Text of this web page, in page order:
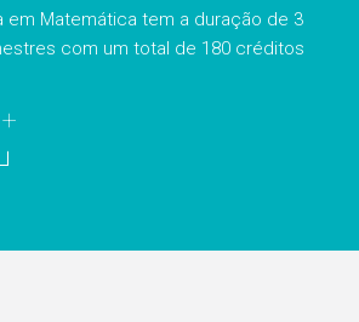
em Matemática tem a duração de 3
com um total de 180 créditos